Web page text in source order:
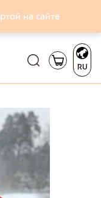
на сайте
RU